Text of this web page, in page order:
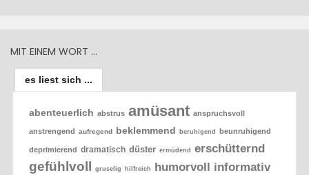
MIT EINEM WORT …
es liest sich ...
abenteuerlich abstrus amüsant anspruchsvoll
anstrengend aufregend beklemmend beruhigend beunruhigend
deprimierend dramatisch düster ermüdend erschütternd
gefühlvoll gruselig hilfreich humorvoll informativ